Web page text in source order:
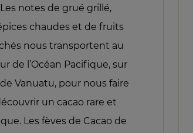
Les notes de grué grillé,
chaudes et de fruits
nous transportent au
de l’Océan Pacifique, sur
de Vanuatu, pour nous faire
un cacao rare et
Les fèves de Cacao de